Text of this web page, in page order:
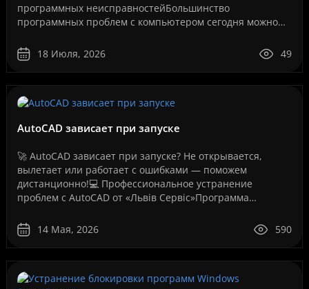
программных неисправностейБольшинство
программных проблем с компьютером сегодня можно
сервисный центр и без ожидания..
18 Июля, 2026 49
AutoCAD зависает при запуске
🚀 AutoCAD зависает при запуске? Не открывается,
вылетает или работает с ошибками — поможем
дистанционно!💻 Профессиональное устранение
проблем с AutoCAD от «Львів Сервіс»Программа
архитекторов, дизайнеров,..
14 Мая, 2026 590